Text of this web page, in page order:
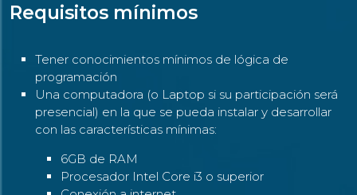
Requisitos mínimos
Tener conocimientos mínimos de lógica de
programación
Una computadora (o Laptop si su participación será
presencial) en la que se pueda instalar y desarrollar
con las características mínimas:
6GB de RAM
Procesador Intel Core i3 o superior